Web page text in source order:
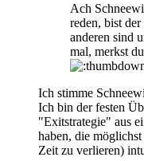
Ach
reden, bist
anderen sind
mal, merkst
Ich stimme
Ich bin der festen
"Exitstrategie" aus
haben, die
Zeit zu verlieren)